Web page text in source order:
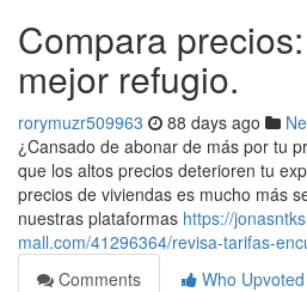
Compara
mejor refugio.
rorymuzr509963 88 days ago
¿Cansado de abonar de más por tu
que los altos precios deterioren tu
precios de viviendas es mucho más
nuestras plataformas https://
mall.com/41296364/revisa-tarifas-
Comments
Who Upvoted